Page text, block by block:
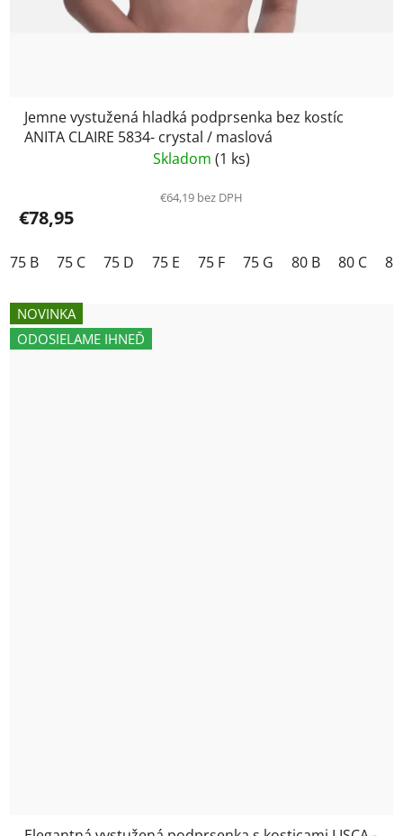
Jemne vystužená hladká podprsenka bez kostíc
ANITA CLAIRE 5834- crystal / maslová
Skladom (1 ks)
€64,19 bez DPH
€78,95
75 B 75 C 75 D 75 E 75 F 75 G 80 B 80 C
NOVINKA
ODOSIELAME IHNEĎ